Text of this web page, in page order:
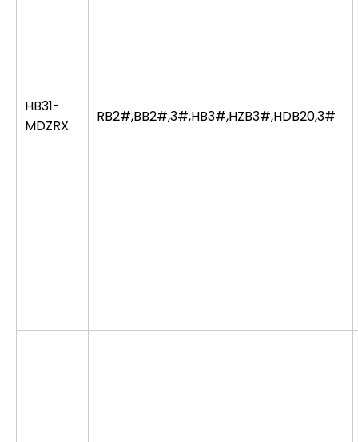
HB31-
MDZRX
RB2#,BB2#,3#,HB3#,HZB3#,HDB20,3#